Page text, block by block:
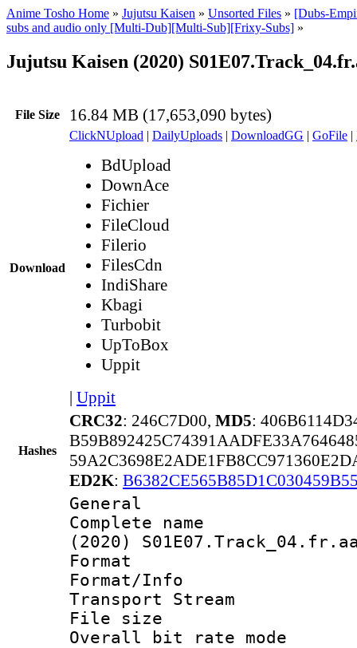
Anime Tosho Home » Jujutsu Kaisen » Unsorted Files » [Dubs-
subs and audio only [Multi-Dub][Multi-Sub][Frixy-Subs] »
Jujutsu Kaisen (2020)
File Size 16.84 MB (17,653,090 bytes)
Download
ClickNUpload | DailyUploads | DownloadGG | GoFile |
BdUpload
DownAce
Fichier
FileCloud
Filerio
FilesCdn
IndiShare
Kbagi
Turbobit
UpToBox
Uppit
| Uppit
Hashes
CRC32: 246C7D00, MD5:
ED2K:
General
Complete
(2020)
Format :
Format/Info
Transport Stream
File size :
Overall bit rate